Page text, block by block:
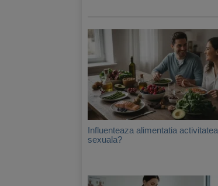
Influenteaza alimentatia activitatea
sexuala?